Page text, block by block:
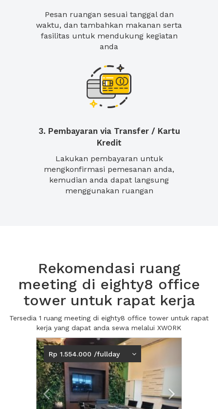
Pesan ruangan sesuai tanggal dan
waktu, dan tambahkan makanan serta
fasilitas untuk mendukung kegiatan
anda
3. Pembayaran via Transfer / Kartu
Kredit
Lakukan pembayaran untuk
mengkonfirmasi pemesanan anda,
kemudian anda dapat langsung
menggunakan ruangan
Rekomendasi ruang
meeting di eighty8 office
tower untuk rapat kerja
Tersedia 1 ruang meeting di eighty8 office tower untuk rapat
kerja yang dapat anda sewa melalui XWORK
Previous Next2
Rp 1.554.000 /fullday